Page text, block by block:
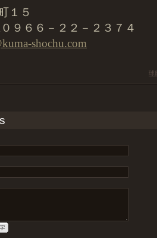
１５
９６６－２２－２３７４
shochu.com